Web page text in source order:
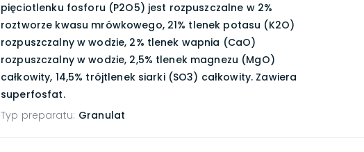
pięciotlenku fosforu (P2O5) jest rozpuszczalne w 2%
roztworze kwasu mrówkowego, 21% tlenek potasu (K2O)
rozpuszczalny w wodzie, 2% tlenek wapnia (CaO)
rozpuszczalny w wodzie, 2,5% tlenek magnezu (MgO)
całkowity, 14,5% trójtlenek siarki (SO3) całkowity. Zawiera
superfosfat.
Typ preparatu: Granulat